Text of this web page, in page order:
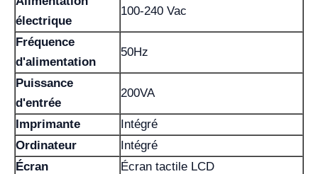
électrique
100-240 Vac
Fréquence
d'alimentation
50Hz
Puissance
d'entrée
200VA
Imprimante
Intégré
Ordinateur
Intégré
Écran
Écran tactile LCD